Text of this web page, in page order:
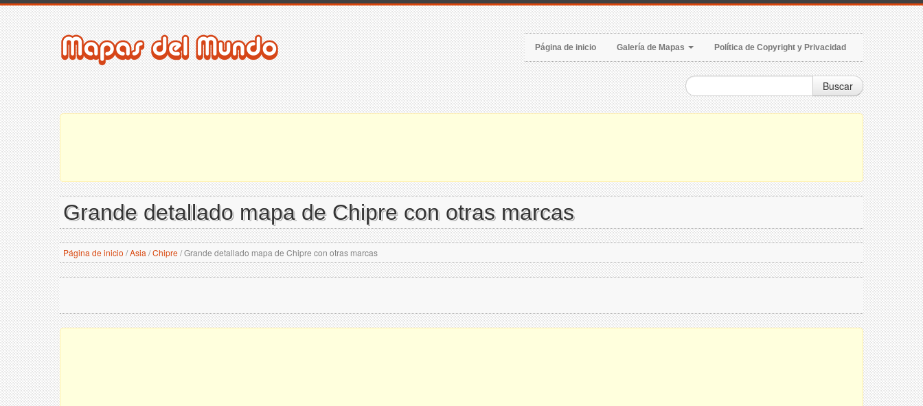
Página de inicio Galería de Mapas Política de Copyright y Privacidad
Buscar
Grande detallado mapa de Chipre con otras marcas
Página de inicio /Asia /Chipre/Grande detallado mapa de Chipre con otras marcas